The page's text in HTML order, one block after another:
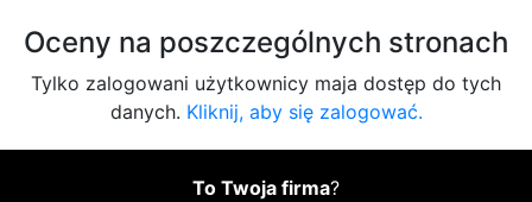
Oceny na poszczególnych stronach
Tylko zalogowani użytkownicy maja dostęp do tych
danych. Kliknij, aby się zalogować.
To Twoja firma?